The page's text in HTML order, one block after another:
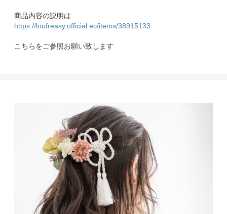
商品内容の説明は
https://loufreasy.official.ec/items/38915133
こちらをご参照お願い致します